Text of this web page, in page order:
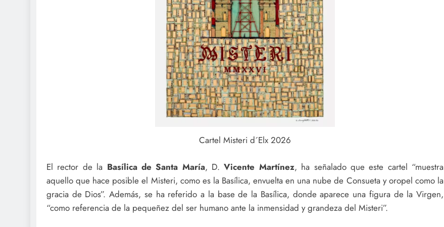
Cartel Misteri d´Elx 2026
El rector de la Basílica de Santa María, D.Vicente Martínez, ha señalado que este cartel “muestra
aquello que hace posible el Misteri, como es la Basílica, envuelta en una nube de Consueta y oropel como la
gracia de Dios”. Además, se ha referido a la base de la Basílica, donde aparece una figura de la Virgen,
“como referencia de la pequeñez del ser humano ante la inmensidad y grandeza del Misteri”.